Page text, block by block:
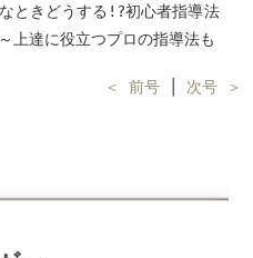
ときどうする!?初心者指導法
上達に役立つプロの指導法も
＜ 前号 次号 ＞